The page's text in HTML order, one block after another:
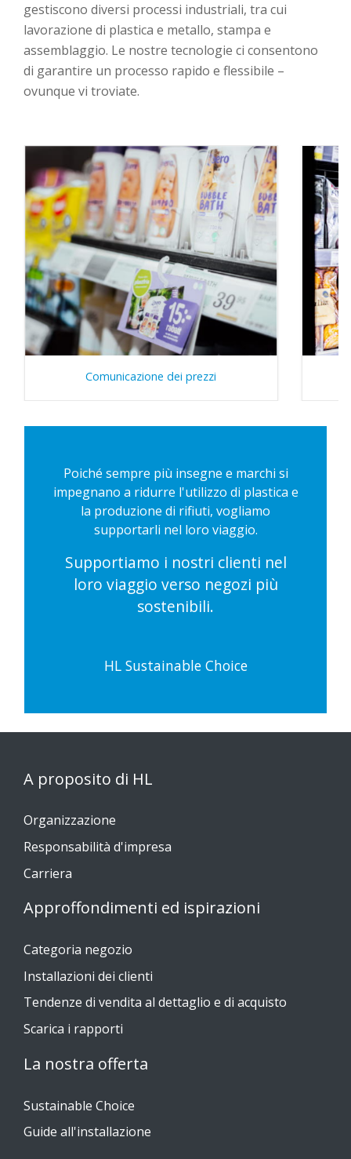
gestiscono diversi processi industriali, tra cui
lavorazione di plastica e metallo, stampa e
assemblaggio. Le nostre tecnologie ci consentono
di garantire un processo rapido e flessibile –
ovunque vi troviate.
Comunicazione dei prezzi
Poiché sempre più insegne e marchi si
impegnano a ridurre l'utilizzo di plastica e
la produzione di rifiuti, vogliamo
supportarli nel loro viaggio.
Supportiamo i nostri clienti nel
loro viaggio verso negozi più
sostenibili.
HL Sustainable Choice
A proposito di HL
Organizzazione
Responsabilità d'impresa
Carriera
Approffondimenti ed ispirazioni
Categoria negozio
Installazioni dei clienti
Tendenze di vendita al dettaglio e di acquisto
Scarica i rapporti
La nostra offerta
Sustainable Choice
Guide all'installazione